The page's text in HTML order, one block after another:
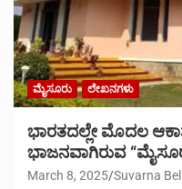
ಮೈಸೂರು ಲೇಖನಗಳು
ಭಾರತದಲ್ಲೇ ಮೊದಲ
ಭಾಜನವಾಗಿರುವ
March 8, 2025 Suvarna